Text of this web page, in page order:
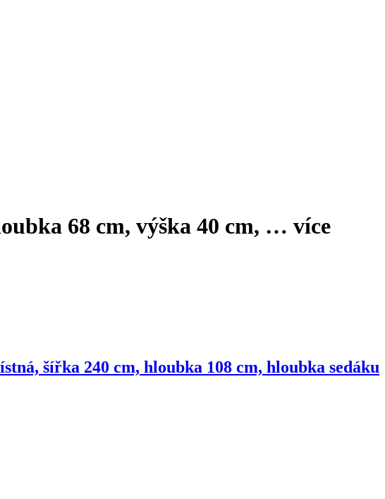
68 cm, výška 40 cm, … více
šířka 240 cm, hloubka 108 cm, hloubka sedáku